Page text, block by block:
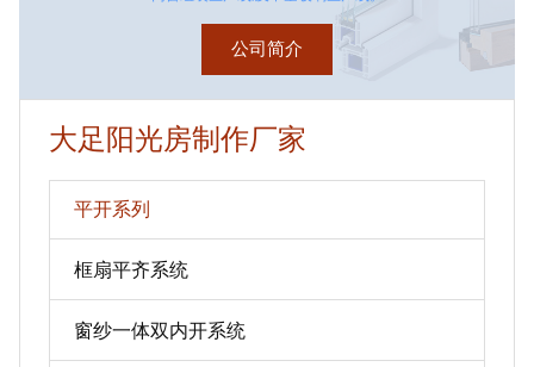
公司简介
大足阳光房制作厂家
平开系列
框扇平齐系统
窗纱一体双内开系统